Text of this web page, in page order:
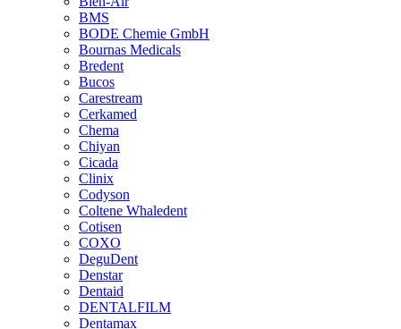
BMS
BODE Chemie GmbH
Bournas Medicals
Bredent
Bucos
Carestream
Cerkamed
Chema
Chiyan
Cicada
Clinix
Codyson
Coltene Whaledent
Cotisen
COXO
DeguDent
Denstar
Dentaid
DENTALFILM
Dentamax